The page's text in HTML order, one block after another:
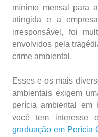
mínimo mensal para
atingida e a
irresponsável, foi
envolvidos pela
crime ambiental.
Esses e os mais
ambientais exigem
perícia ambiental em
você tem interesse
graduação em Perícia